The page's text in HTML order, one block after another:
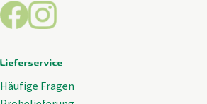
Externer Link zu https://
Externer Link zu https://
Lieferservice
Häufige Fragen